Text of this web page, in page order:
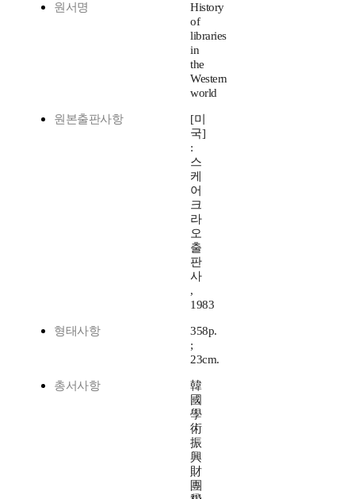
원서명
History
of
libraries
in
the
Western
world
원본출판사항
[미
국]
:
스
케
어
크
라
오
출
판
사
,
1983
형태사항
358p.
;
23cm.
총서사항
韓
國
學
術
振
興
財
團